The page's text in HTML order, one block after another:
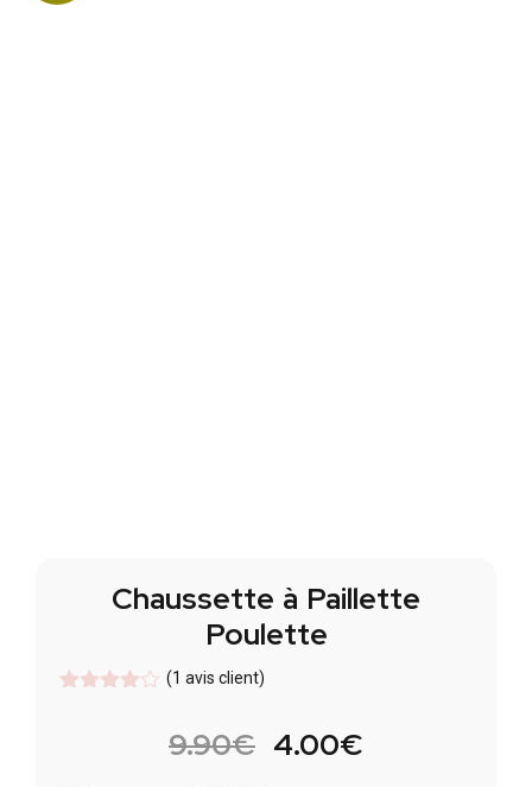
Chaussette à Paillette
Poulette
(1 avis client)
9.90€ 4.00€